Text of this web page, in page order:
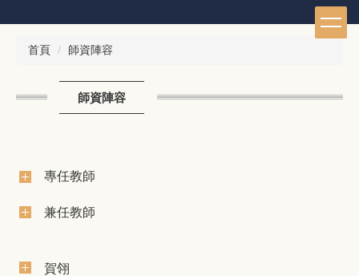
到
容
首頁 師資陣容
師資陣容
專任教師
兼任教師
賀翎